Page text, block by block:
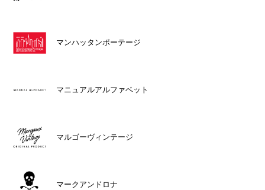
マンハッタンポーテージ
マニュアルアルファベット
マルゴーヴィンテージ
マークアンドロナ